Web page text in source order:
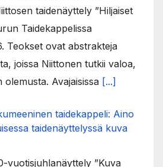
taidenäyttely ”Hiljaiset
Taidekappelissa
Teokset ovat abstrakteja
joissa Niittonen tutkii valoa,
olemusta. Avajaisissa [...]
taidekappeli: Aino
taidenäyttelyssä kuva
vuotisjuhlanäyttely ”Kuva